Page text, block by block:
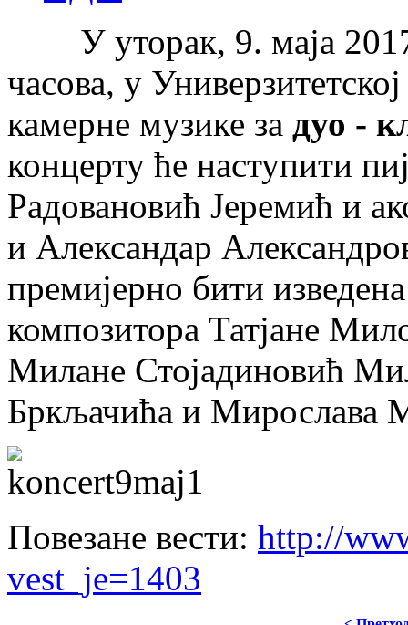
У уторак, 9. маја
часова, у
камерне музике за дуо -
концерту ће наступити
Радовановић Јеремић и
и Александар
премијерно бити
композитора Татјане
Милане Стојадиновић
Бркљачића и Мирослава
Повезане вести: http://
vest_je=1403